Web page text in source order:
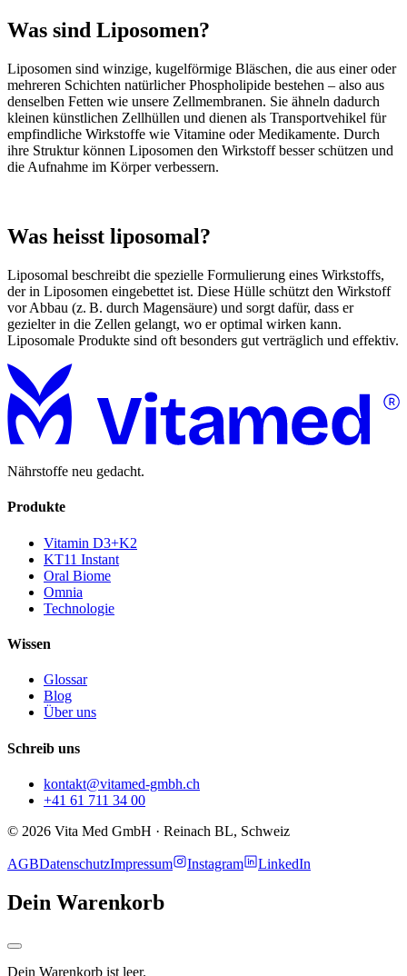
Was sind Liposomen?
Liposomen sind winzige, kugelförmige Bläschen, die aus einer oder
mehreren Schichten natürlicher Phospholipide bestehen – also aus
denselben Fetten wie unsere Zellmembranen. Sie ähneln dadurch
kleinen künstlichen Zellhüllen und dienen als Transportvehikel für
empfindliche Wirkstoffe wie Vitamine oder Medikamente. Durch
ihre Struktur können Liposomen den Wirkstoff besser schützen und
die Aufnahme im Körper verbessern.
Was heisst liposomal?
Liposomal beschreibt die spezielle Formulierung eines Wirkstoffs,
der in Liposomen eingebettet ist. Diese Hülle schützt den Wirkstoff
vor Abbau (z. B. durch Magensäure) und sorgt dafür, dass er
gezielter in die Zellen gelangt, wo er optimal wirken kann.
Liposomale Produkte sind oft besonders gut verträglich und effektiv.
Nährstoffe neu gedacht.
Produkte
Vitamin D3+K2
KT11 Instant
Oral Biome
Omnia
Technologie
Wissen
Glossar
Blog
Über uns
Schreib uns
kontakt@vitamed-gmbh.ch
+41 61 711 34 00
© 2026 Vita Med GmbH · Reinach BL, Schweiz
AGBDatenschutzImpressum Instagram LinkedIn
Dein Warenkorb
Dein Warenkorb ist leer.